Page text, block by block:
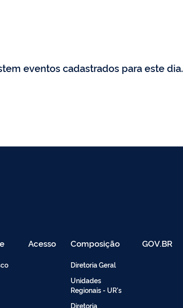
eventos cadastrados para este dia.
Acesso
Restrito
Composição
Diretoria Geral
Unidades
Regionais - UR's
Diretoria
GOV.BR